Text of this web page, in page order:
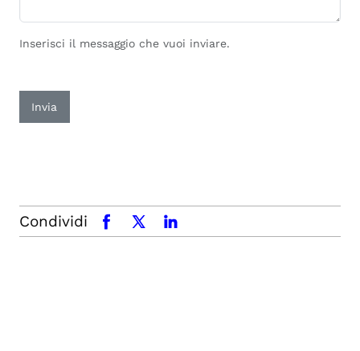
Inserisci il messaggio che vuoi inviare.
Invia
Condividi facebookx.comlinkedin